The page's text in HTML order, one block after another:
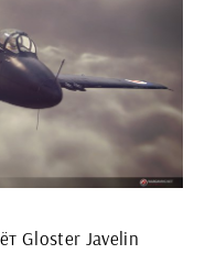
Gloster Javelin